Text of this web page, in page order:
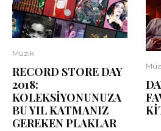
Müzik
RECORD STORE DAY
2018:
KOLEKSİYONUNUZA
BU YIL KATMANIZ
GEREKEN PLAKLAR